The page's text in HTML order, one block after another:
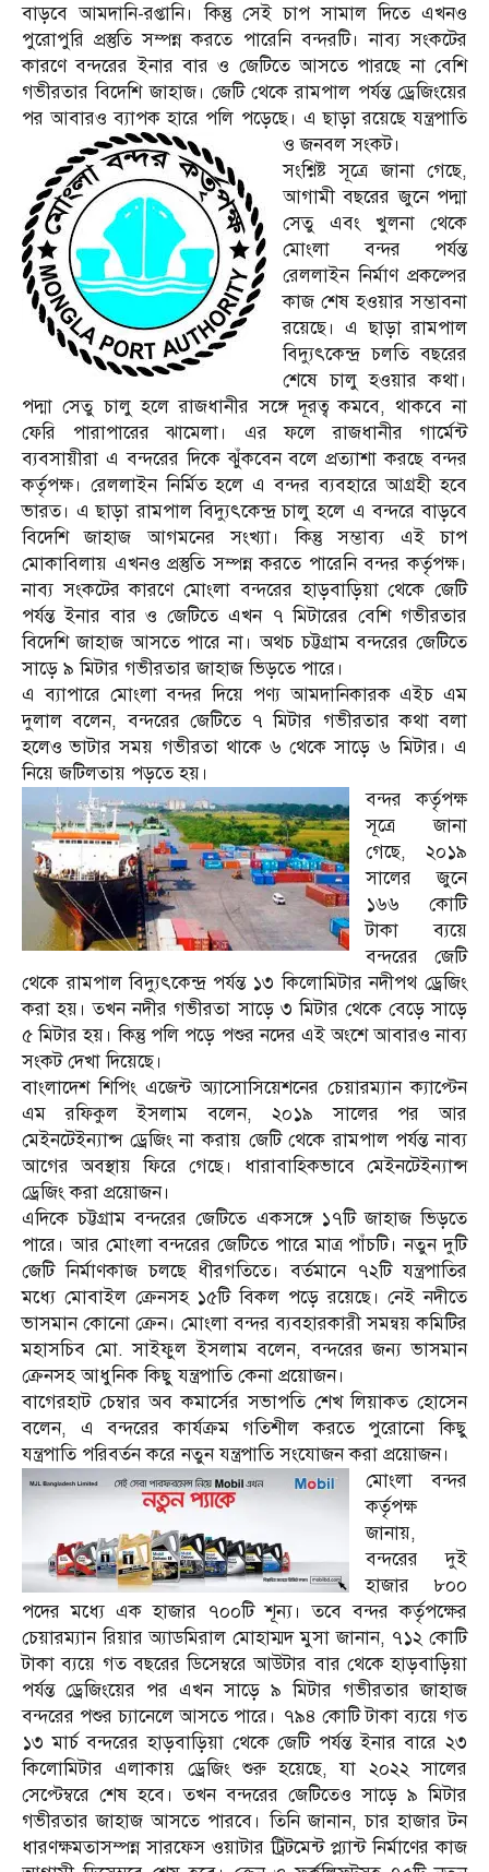
বাড়বে আমদানি-রপ্তানি। কিন্তু সেই চাপ সামাল দিতে এখনও
পুরোপুরি প্রস্তুতি সম্পন্ন করতে পারেনি বন্দরটি। নাব্য সংকটের
কারণে বন্দরের ইনার বার ও জেটিতে আসতে পারছে না বেশি
গভীরতার বিদেশি জাহাজ। জেটি থেকে রামপাল পর্যন্ত ড্রেজিংয়ের
পর আবারও ব্যাপক হারে পলি পড়েছে। এ ছাড়া রয়েছে যন্ত্রপাতি
ও জনবল সংকট।
সংশ্নিষ্ট সূত্রে জানা গেছে,
আগামী বছরের জুনে পদ্মা
সেতু এবং খুলনা থেকে
মোংলা বন্দর পর্যন্ত
রেললাইন নির্মাণ প্রকল্পের
কাজ শেষ হওয়ার সম্ভাবনা
রয়েছে। এ ছাড়া রামপাল
বিদ্যুৎকেন্দ্র চলতি বছরের
শেষে চালু হওয়ার কথা।
পদ্মা সেতু চালু হলে রাজধানীর সঙ্গে দূরত্ব কমবে, থাকবে না
ফেরি পারাপারের ঝামেলা। এর ফলে রাজধানীর গার্মেন্ট
ব্যবসায়ীরা এ বন্দরের দিকে ঝুঁকবেন বলে প্রত্যাশা করছে বন্দর
কর্তৃপক্ষ। রেললাইন নির্মিত হলে এ বন্দর ব্যবহারে আগ্রহী হবে
ভারত। এ ছাড়া রামপাল বিদ্যুৎকেন্দ্র চালু হলে এ বন্দরে বাড়বে
বিদেশি জাহাজ আগমনের সংখ্যা। কিন্তু সম্ভাব্য এই চাপ
মোকাবিলায় এখনও প্রস্তুতি সম্পন্ন করতে পারেনি বন্দর কর্তৃপক্ষ।
নাব্য সংকটের কারণে মোংলা বন্দরের হাড়বাড়িয়া থেকে জেটি
পর্যন্ত ইনার বার ও জেটিতে এখন ৭ মিটারের বেশি গভীরতার
বিদেশি জাহাজ আসতে পারে না। অথচ চট্টগ্রাম বন্দরের জেটিতে
সাড়ে ৯ মিটার গভীরতার জাহাজ ভিড়তে পারে।
এ ব্যাপারে মোংলা বন্দর দিয়ে পণ্য আমদানিকারক এইচ এম
দুলাল বলেন, বন্দরের জেটিতে ৭ মিটার গভীরতার কথা বলা
হলেও ভাটার সময় গভীরতা থাকে ৬ থেকে সাড়ে ৬ মিটার। এ
নিয়ে জটিলতায় পড়তে হয়।
বন্দর কর্তৃপক্ষ
সূত্রে জানা
গেছে, ২০১৯
সালের জুনে
১৬৬ কোটি
টাকা ব্যয়ে
বন্দরের জেটি
থেকে রামপাল বিদ্যুৎকেন্দ্র পর্যন্ত ১৩ কিলোমিটার নদীপথ ড্রেজিং
করা হয়। তখন নদীর গভীরতা সাড়ে ৩ মিটার থেকে বেড়ে সাড়ে
৫ মিটার হয়। কিন্তু পলি পড়ে পশুর নদের এই অংশে আবারও নাব্য
সংকট দেখা দিয়েছে।
বাংলাদেশ শিপিং এজেন্ট অ্যাসোসিয়েশনের চেয়ারম্যান ক্যাপ্টেন
এম রফিকুল ইসলাম বলেন, ২০১৯ সালের পর আর
মেইনটেইন্যান্স ড্রেজিং না করায় জেটি থেকে রামপাল পর্যন্ত নাব্য
আগের অবস্থায় ফিরে গেছে। ধারাবাহিকভাবে মেইনটেইন্যান্স
ড্রেজিং করা প্রয়োজন।
এদিকে চট্টগ্রাম বন্দরের জেটিতে একসঙ্গে ১৭টি জাহাজ ভিড়তে
পারে। আর মোংলা বন্দরের জেটিতে পারে মাত্র পাঁচটি। নতুন দুটি
জেটি নির্মাণকাজ চলছে ধীরগতিতে। বর্তমানে ৭২টি যন্ত্রপাতির
মধ্যে মোবাইল ক্রেনসহ ১৫টি বিকল পড়ে রয়েছে। নেই নদীতে
ভাসমান কোনো ক্রেন। মোংলা বন্দর ব্যবহারকারী সমন্বয় কমিটির
মহাসচিব মো. সাইফুল ইসলাম বলেন, বন্দরের জন্য ভাসমান
ক্রেনসহ আধুনিক কিছু যন্ত্রপাতি কেনা প্রয়োজন।
বাগেরহাট চেম্বার অব কমার্সের সভাপতি শেখ লিয়াকত হোসেন
বলেন, এ বন্দরের কার্যক্রম গতিশীল করতে পুরোনো কিছু
যন্ত্রপাতি পরিবর্তন করে নতুন যন্ত্রপাতি সংযোজন করা প্রয়োজন।
মোংলা বন্দর
কর্তৃপক্ষ
জানায়,
বন্দরের দুই
হাজার ৮০০
পদের মধ্যে এক হাজার ৭০০টি শূন্য। তবে বন্দর কর্তৃপক্ষের
চেয়ারম্যান রিয়ার অ্যাডমিরাল মোহাম্মদ মুসা জানান, ৭১২ কোটি
টাকা ব্যয়ে গত বছরের ডিসেম্বরে আউটার বার থেকে হাড়বাড়িয়া
পর্যন্ত ড্রেজিংয়ের পর এখন সাড়ে ৯ মিটার গভীরতার জাহাজ
বন্দরের পশুর চ্যানেলে আসতে পারে। ৭৯৪ কোটি টাকা ব্যয়ে গত
১৩ মার্চ বন্দরের হাড়বাড়িয়া থেকে জেটি পর্যন্ত ইনার বারে ২৩
কিলোমিটার এলাকায় ড্রেজিং শুরু হয়েছে, যা ২০২২ সালের
সেপ্টেম্বরে শেষ হবে। তখন বন্দরের জেটিতেও সাড়ে ৯ মিটার
গভীরতার জাহাজ আসতে পারবে। তিনি জানান, চার হাজার টন
ধারণক্ষমতাসম্পন্ন সারফেস ওয়াটার ট্রিটমেন্ট প্ল্যান্ট নির্মাণের কাজ